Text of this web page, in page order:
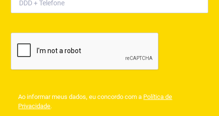
Ao informar meus dados, eu concordo com a Política de
Privacidade.